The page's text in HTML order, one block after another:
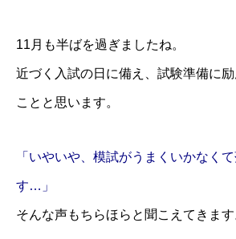
11月も半ばを過ぎましたね。
近づく入試の日に備え、試験準備に
ことと思います。
「いやいや、模試がうまくいかなく
す…」
そんな声もちらほらと聞こえてきます